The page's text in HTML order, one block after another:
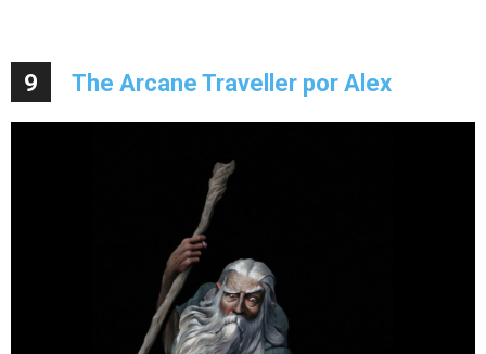
9 The Arcane Traveller por Alex